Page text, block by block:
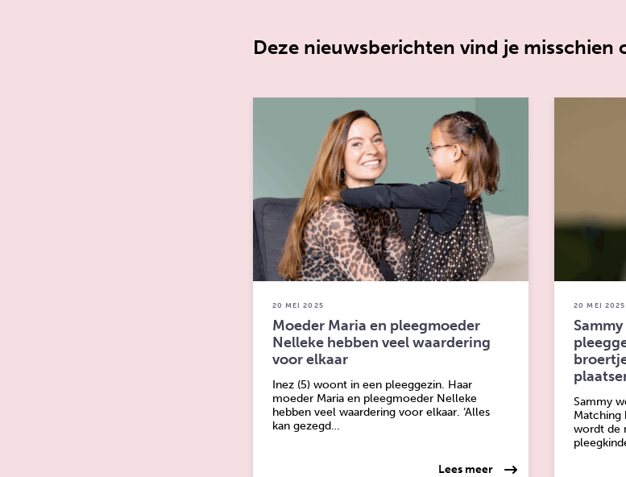
Deze nieuwsberichten vind je misschien
Moeder Maria en pleegmoeder
Nelleke hebben veel waardering
voor elkaar
20 MEI 2025
Inez (5) woont in een pleeggezin. Haar
moeder Maria en pleegmoeder Nelleke
hebben veel waardering voor elkaar. ‘Alles
kan gezegd…
Lees meer
20 MEI 2025
Sammy
Matching
wordt de